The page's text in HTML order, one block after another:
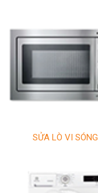
SỬA LÒ VI SÓNG